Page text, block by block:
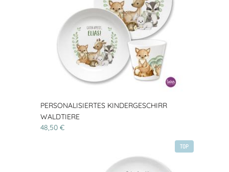
PERSONALISIERTES KINDERGESCHIRR
WALDTIERE
48,50 €
TOP